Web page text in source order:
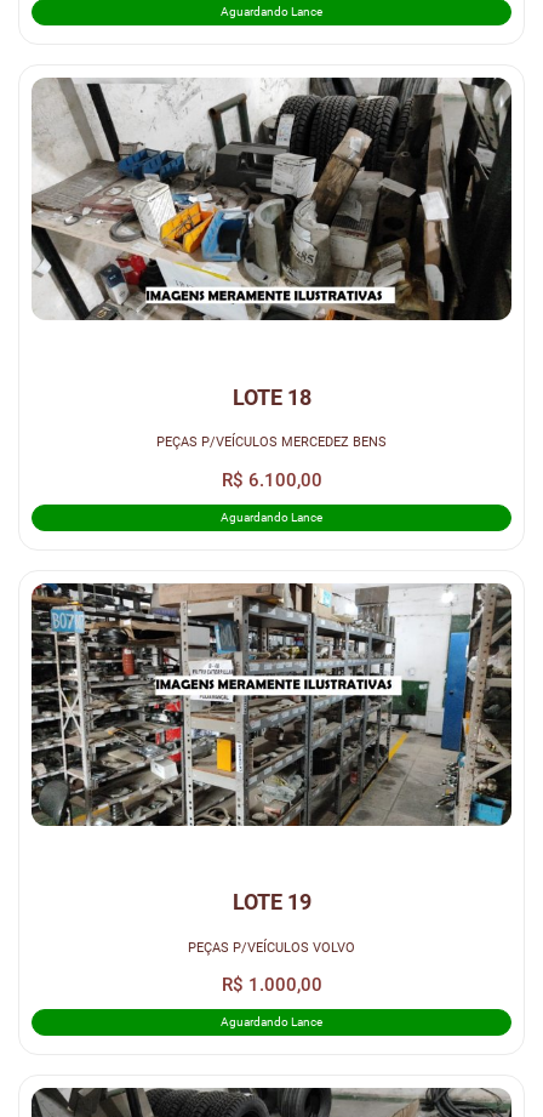
Aguardando Lance
LOTE 18
PEÇAS P/VEÍCULOS MERCEDEZ BENS
R$ 6.100,00
Aguardando Lance
LOTE 19
PEÇAS P/VEÍCULOS VOLVO
R$ 1.000,00
Aguardando Lance